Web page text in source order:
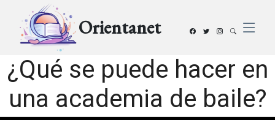
Orientanet
¿Qué se puede hacer en
una academia de baile?